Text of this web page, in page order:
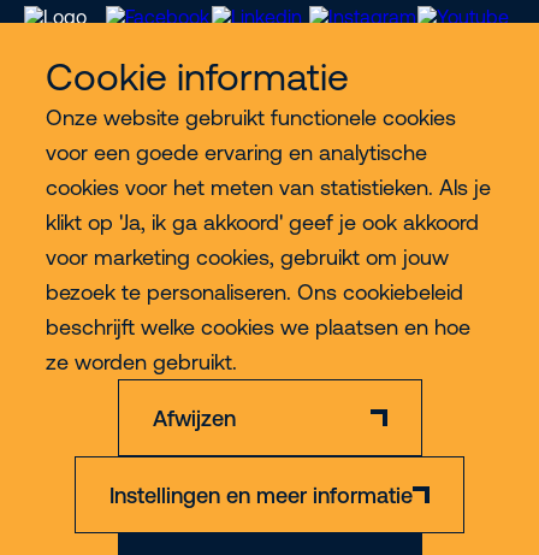
Cookie informatie
Onze website gebruikt functionele cookies
voor een goede ervaring en analytische
cookies voor het meten van statistieken. Als je
klikt op 'Ja, ik ga akkoord' geef je ook akkoord
voor marketing cookies, gebruikt om jouw
bezoek te personaliseren. Ons cookiebeleid
beschrijft welke cookies we plaatsen en hoe
ze worden gebruikt.
Afwijzen
Instellingen en meer informatie
Meer Riwal
Industries
Contact
Meer